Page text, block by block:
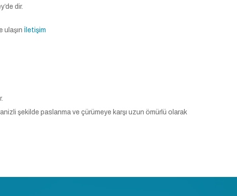
dir.
ulaşın İletişim
şekilde paslanma ve çürümeye karşı uzun ömürlü olarak